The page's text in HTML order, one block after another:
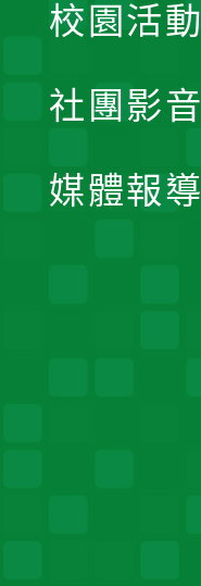
校園活動
社團影音
媒體報導